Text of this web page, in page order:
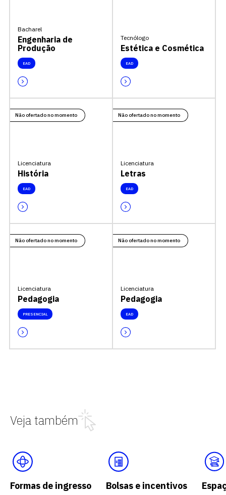
Bacharel
Engenharia de
Produção
EAD
Tecnólogo
Estética e Cosmética
EAD
Não ofertado no momento
Licenciatura
História
EAD
Não ofertado no momento
Licenciatura
Letras
EAD
Não ofertado no momento
Licenciatura
Pedagogia
PRESENCIAL
Não ofertado no momento
Licenciatura
Pedagogia
EAD
Veja também
Formas de ingresso Bolsas e incentivos